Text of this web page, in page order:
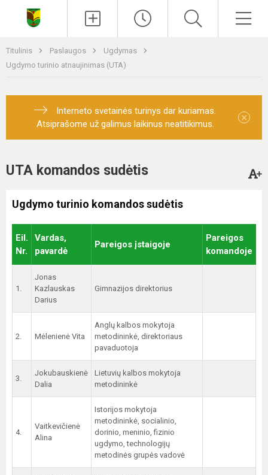
Titulinis Paslaugos
Ugdymas
Ugdymo turinio atnaujinimas (UTA)
Interneto svetainės turinys dar kuriamas.
Atsiprašome už galimus laikinus neatitikimus.
×
UTA komandos sudėtis
Ugdymo turinio komandos sudėtis
Eil.
Nr.
Vardas,
pavardė
Pareigos įstaigoje
Pareigos
komandoje
1.
Jonas
Kazlauskas
Darius
Gimnazijos direktorius
2. Mėlenienė Vita
Anglų kalbos mokytoja
metodininkė, direktoriaus
pavaduotoja
3.
Jokubauskienė
Dalia
Lietuvių kalbos mokytoja
metodininkė
4.
Vaitkevičienė
Alina
Istorijos mokytoja
metodininkė, socialinio,
dorinio, meninio, fizinio
ugdymo, technologijų
metodinės grupės vadovė